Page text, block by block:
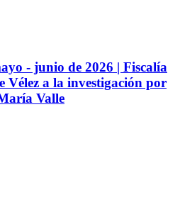
- junio de 2026 | Fiscalía
a la investigación por
Valle